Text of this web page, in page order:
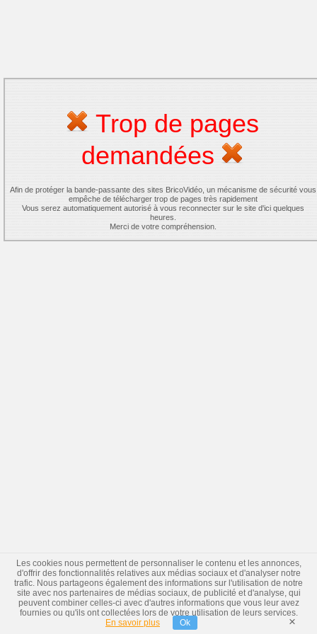
Trop de pages
demandées
Afin de protéger la bande-passante des sites BricoVidéo, un mécanisme de sécurité vous
empêche de télécharger trop de pages très rapidement
Vous serez automatiquement autorisé à vous reconnecter sur le site d'ici quelques
heures.
Merci de votre compréhension.
Les cookies nous permettent de personnaliser le contenu et les annonces,
d'offrir des fonctionnalités relatives aux médias sociaux et d'analyser notre
trafic. Nous partageons également des informations sur l'utilisation de notre
site avec nos partenaires de médias sociaux, de publicité et d'analyse, qui
peuvent combiner celles-ci avec d'autres informations que vous leur avez
fournies ou qu'ils ont collectées lors de votre utilisation de leurs services.
En savoir plus
Ok ×